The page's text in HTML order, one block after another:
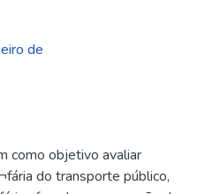
de
como objetivo avaliar
do transporte público,